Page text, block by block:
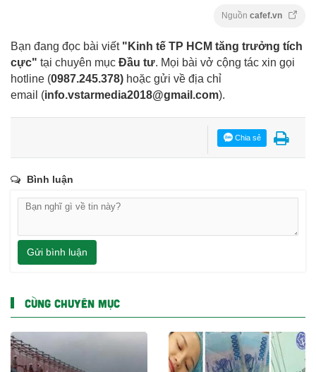
Nguồn cafef.vn
Bạn đang đọc bài viết "Kinh tế TP HCM tăng trưởng tích
cực" tại chuyên mục Đầu tư. Mọi bài vở cộng tác xin gọi
hotline (0987.245.378) hoặc gửi về địa chỉ
email (info.vstarmedia2018@gmail.com).
Chia sẻ
Bình luận
Gửi bình luận
CÙNG CHUYÊN MỤC